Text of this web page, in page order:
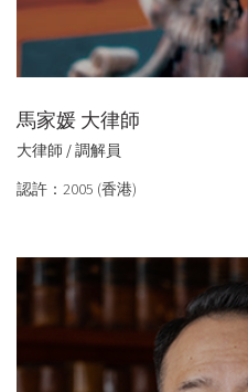
馬家媛 大律師
大律師 / 調解員
認許：2005 (香港)